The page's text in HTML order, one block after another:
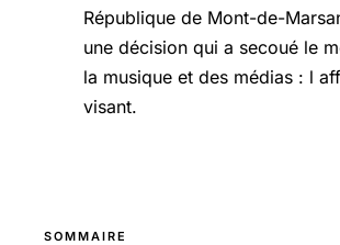
République de Mont-de-
une décision qui a secoué le
la musique et des médias : l
visant.
SOMMAIRE